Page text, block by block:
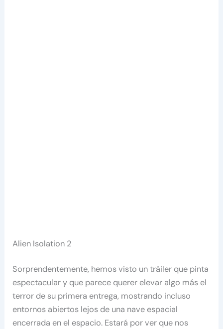
Alien Isolation 2
Sorprendentemente, hemos visto un tráiler que pinta
espectacular y que parece querer elevar algo más el
terror de su primera entrega, mostrando incluso
entornos abiertos lejos de una nave espacial
encerrada en el espacio. Estará por ver que nos